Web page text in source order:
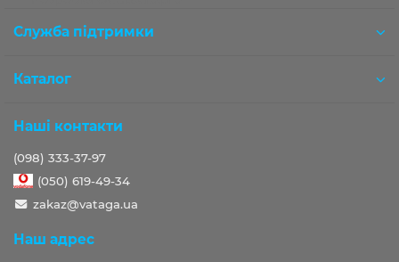
Служба підтримки
Каталог
Наші контакти
(098) 333-37-97
(050) 619-49-34
zakaz@vataga.ua
Наш адрес